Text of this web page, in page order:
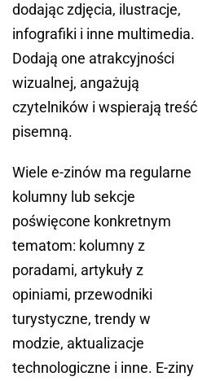
dodając zdjęcia, ilustracje,
infografiki i inne multimedia.
Dodają one atrakcyjności
wizualnej, angażują
czytelników i wspierają treść
pisemną.
Wiele e-zinów ma regularne
kolumny lub sekcje
poświęcone konkretnym
tematom: kolumny z
poradami, artykuły z
opiniami, przewodniki
turystyczne, trendy w
modzie, aktualizacje
technologiczne i inne. E-ziny